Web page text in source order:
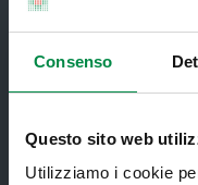
Consenso
Questo sito web
Utilizziamo i cookie
Nucleo di Cure
Punto Unico di
sanitario e sociale
Ritiro Referti
Sanità Pubblica